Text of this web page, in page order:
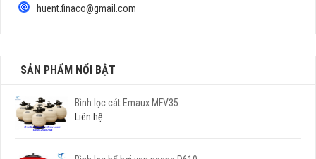
huent.finaco@gmail.com
SẢN PHẨM NỔI BẬT
Bình lọc cát Emaux MFV35
Liên hệ